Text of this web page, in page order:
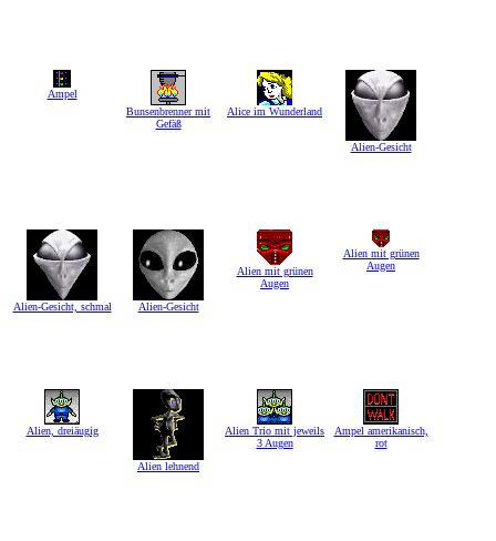
Ampel
Bunsenbrenner mit
Gefäß
Alice im Wunderland
Alien-Gesicht
Alien-Gesicht, schmal Alien-Gesicht
Alien mit grünen
Augen
Alien mit grünen
Augen
Alien, dreiäugig
Alien lehnend
Alien Trio mit jeweils
3 Augen
Ampel amerikanisch,
rot